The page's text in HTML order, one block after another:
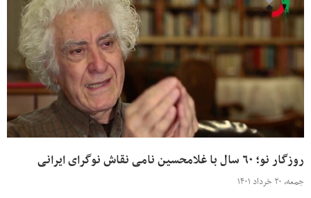
روزگار نو؛ ۶۰ سال با غلامحسین نامی نقاش نوگرای ایرانی
جمعه، ۲۰ خرداد ۱۴۰۱